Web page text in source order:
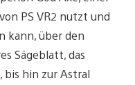
PS VR2 nutzt und
kann, über den
Sägeblatt, das
hin zur Astral